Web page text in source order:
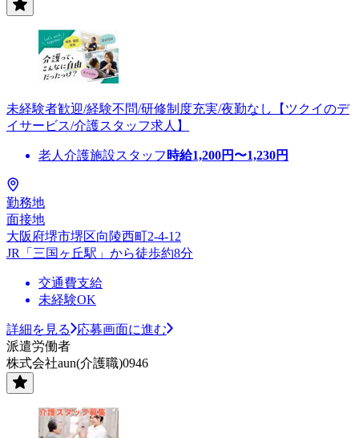
未経験者歓迎/経験不問/研修制度充実/夜勤なし【ツクイのデ
イサービス/介護スタッフ求人】
老人介護施設スタッフ 時給1,200円〜1,230円
勤務地
面接地
大阪府堺市堺区向陵西町2-4-12
JR「三国ヶ丘駅」から徒歩約8分
交通費支給
未経験OK
詳細を見る
応募画面に進む
派遣労働者
株式会社aun(介護職)0946